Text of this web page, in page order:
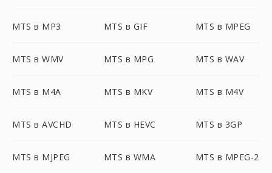
MTS в MP3 MTS в GIF MTS в MPEG
MTS в WMV MTS в MPG MTS в WAV
MTS в M4A MTS в MKV MTS в M4V
MTS в AVCHD MTS в HEVC MTS в 3GP
MTS в MJPEG MTS в WMA MTS в MPEG-2